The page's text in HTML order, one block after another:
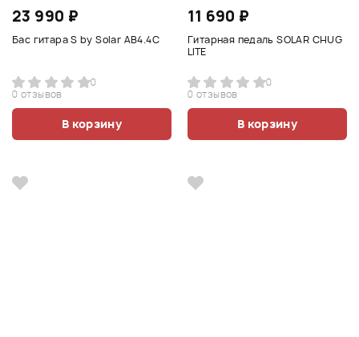
23 990 ₽
Бас гитара S by Solar AB4.4C
0
0 отзывов
В корзину
11 690 ₽
Гитарная педаль SOLAR CHUG
LITE
0
0 отзывов
В корзину